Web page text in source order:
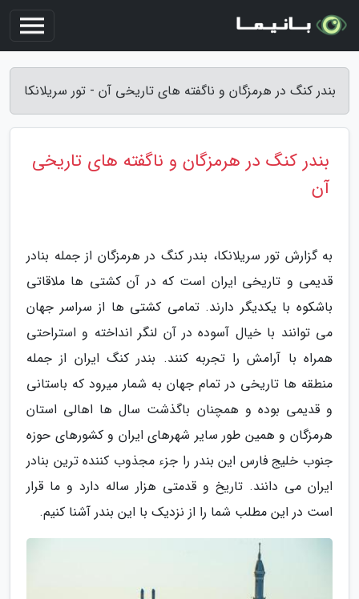
بندر کنگ در هرمزگان و ناگفته های تاریخی آن - تور سریلانکا
بندر کنگ در هرمزگان و ناگفته های تاریخی
آن
به گزارش تور سریلانکا، بندر کنگ در هرمزگان از جمله بنادر
قدیمی و تاریخی ایران است که در آن کشتی ها ملاقاتی
باشکوه با یکدیگر دارند. تمامی کشتی ها از سراسر جهان
می توانند با خیال آسوده در آن لنگر انداخته و استراحتی
همراه با آرامش را تجربه کنند. بندر کنگ ایران از جمله
منطقه ها تاریخی در تمام جهان به شمار میرود که باستانی
و قدیمی بوده و همچنان باگذشت سال ها اهالی استان
هرمزگان و همین طور سایر شهرهای ایران و کشورهای حوزه
جنوب خلیج فارس این بندر را جزء مجذوب کننده ترین بنادر
ایران می دانند. تاریخ و قدمتی هزار ساله دارد و ما قرار
است در این مطلب شما را از نزدیک با این بندر آشنا کنیم.